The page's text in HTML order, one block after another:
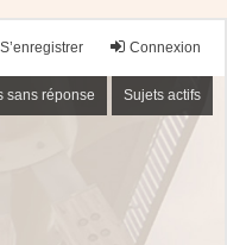
Connexion
S’enregistrer
sans réponse Sujets actifs